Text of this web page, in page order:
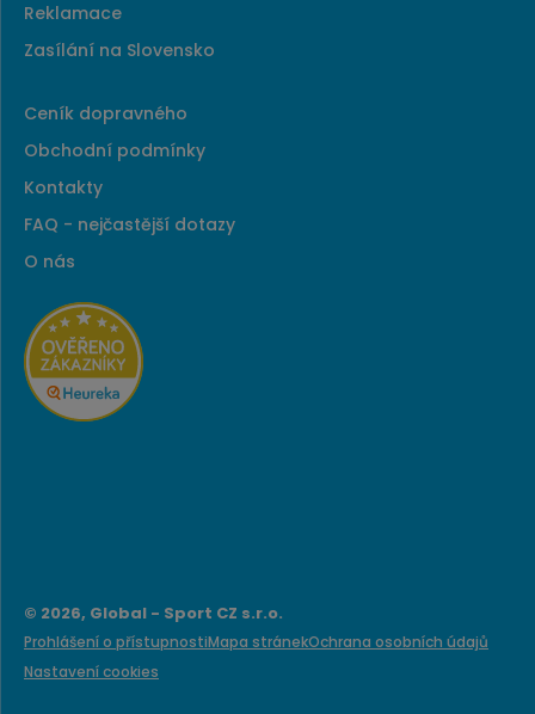
Reklamace
Zasílání na Slovensko
Ceník dopravného
Obchodní podmínky
Kontakty
FAQ - nejčastější dotazy
O nás
© 2026, Global - Sport CZ s.r.o.
Prohlášení o přístupnostiMapa stránekOchrana osobních údajů
Nastavení cookies